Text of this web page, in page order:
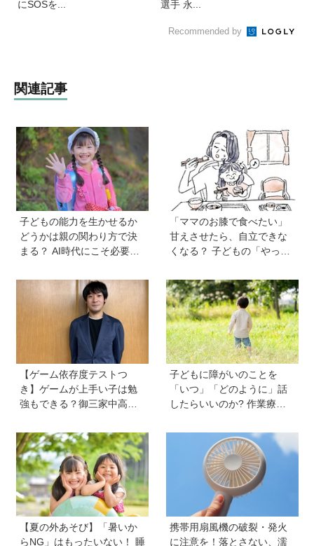
にSOSを...
選手 永...
Recommended by
関連記事
子どもの能力を生かせるか
どうかは親の関わり方で決
まる？ AI時代にこそ必要な
の伸ばし方と「愛される人
格」の育み方
「ママのお膝で食べたい」
甘えさせたら、自立できな
くなる？ 子どもの「やっ
な姿勢《モンテッソーリ教
師の子育てエッセイ》vol.7
【ゲーム依存度テストつ
き】ゲームが上手い子は勉
強もできる？御三家中高卒
史さんが教えるゲームしな
がら受験で勝つためのメソ
ッド
子どもに障がいのことを
「いつ」「どのように」話
したらいいのか? 作業療法
当時小学生の息子に伝えた
【夏の外あそび】「暑いか
らNG」はもったいない！ 睡
携帯用扇風機の破裂・発火
に注意を！落とさない、濡